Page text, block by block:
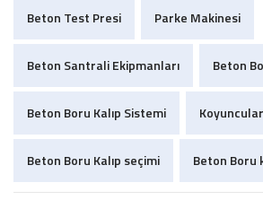
Beton Test Presi Parke Makinesi
Beton Santrali Ekipmanları Beton
Beton Boru Kalıp Sistemi
Beton Boru Kalıp seçimi Beton Boru